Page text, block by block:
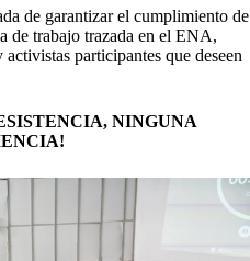
de garantizar el cumplimiento de
de trabajo trazada en el ENA,
participantes que deseen
NINGUNA